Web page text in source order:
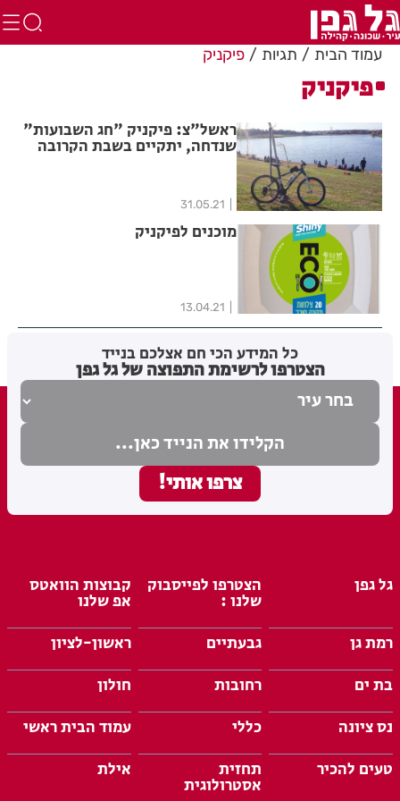
עמוד הבית תגיות פיקניק
פיקניק
ראשל"צ: פיקניק "חג השבועות"
שנדחה, יתקיים בשבת הקרובה
31.05.21
מוכנים לפיקניק
13.04.21
כל המידע הכי חם אצלכם בנייד
הצטרפו לרשימת התפוצה של גל גפן
גל גפן הצטרפו לפייסבוק
שלנו :
קבוצות הוואטס
אפ שלנו
רמת גן
גבעתיים
ראשון-לציון
בת ים
רחובות
חולון
נס ציונה
כללי
עמוד הבית ראשי
טעים להכיר
תחזית
אסטרולוגית
אילת